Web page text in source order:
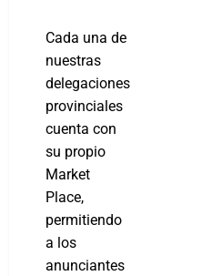
Cada una de
nuestras
delegaciones
provinciales
cuenta con
su propio
Market
Place,
permitiendo
a los
anunciantes